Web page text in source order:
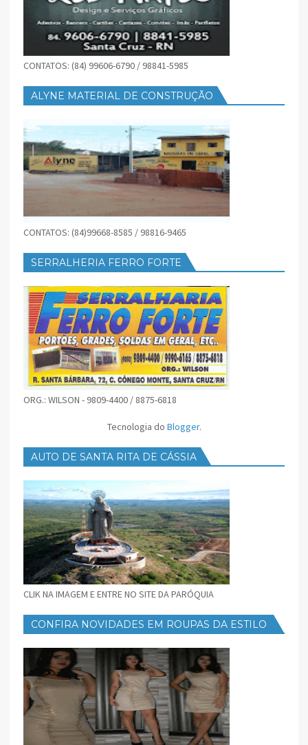
CONTATOS: (84) 99606-6790 / 98841-5985
ALYNE MATERIAL DE CONSTRUÇÃO
CONTATOS: (84)99668-8585 / 98816-9465
SERRALHERIA FERRO FORTE
ORG.: WILSON - 9809-4400 / 8875-6818
Tecnologia do Blogger.
AUTO DE SANTA RITA DE CÁSSIA
CLIK NA IMAGEM E ENTRE NO SITE DA PARÓQUIA
CONFIRA NOVIDADES EM ROUPAS DA ESTILO